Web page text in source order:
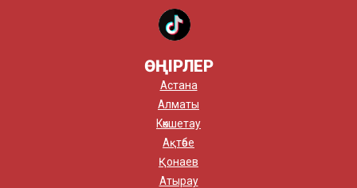
ӨҢІРЛЕР
Астана
Алматы
Көкшетау
Ақтөбе
Қонаев
Атырау